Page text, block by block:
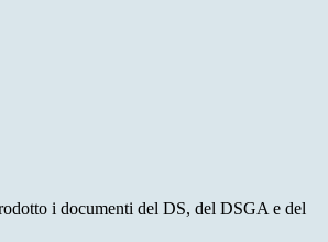
i documenti del DS, del DSGA e del